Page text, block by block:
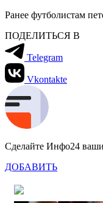
Ранее футболистам
ПОДЕЛИТЬСЯ В
Telegram
Vkontakte
Сделайте Инфо24
ДОБАВИТЬ